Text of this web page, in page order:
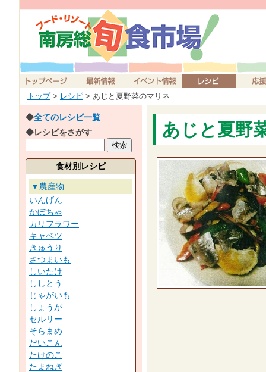
トップ> レシピ> あじと夏野菜のマリネ
あじと夏野
◆全てのレシピ一覧
◆レシピをさがす
食材別レシピ
▼農産物
いんげん
かぼちゃ
カリフラワー
キャベツ
きゅうり
さつまいも
しいたけ
ししとう
じゃがいも
しょうが
セルリー
そらまめ
だいこん
たけのこ
たまねぎ